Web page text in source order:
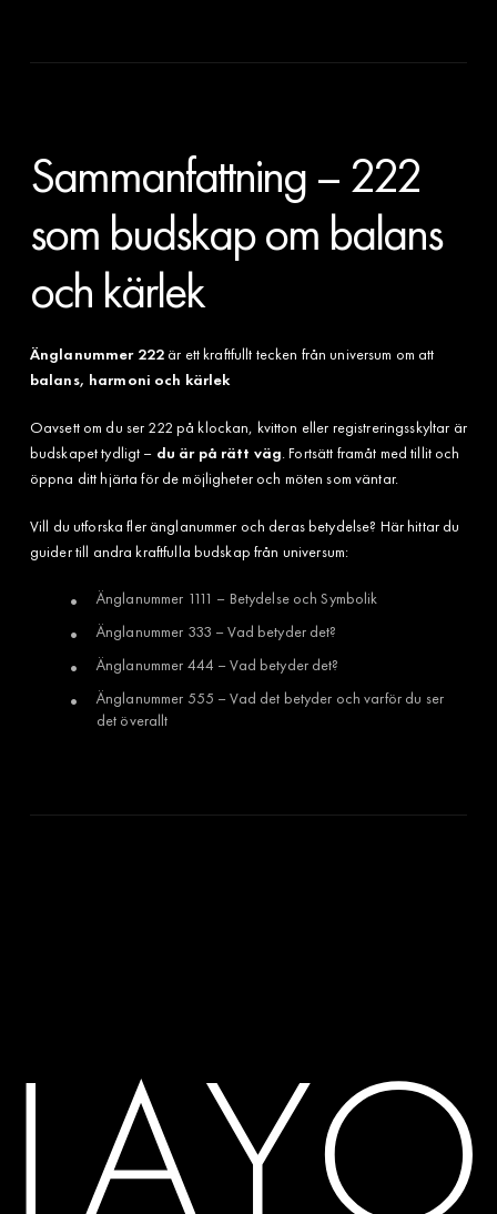
Sammanfattning – 222
som budskap om balans
och kärlek
Änglanummer 222är ett kraftfullt tecken från universum om att
balans, harmoni och kärlek
Oavsett om du ser 222 på klockan, kvitton eller registreringsskyltar är
budskapet tydligt – du är på rätt väg. Fortsätt framåt med tillit och
öppna ditt hjärta för de möjligheter och möten som väntar.
Vill du utforska fler änglanummer och deras betydelse? Här hittar du
guider till andra kraftfulla budskap från universum:
Änglanummer 1111 – Betydelse och Symbolik
Änglanummer 333 – Vad betyder det?
Änglanummer 444 – Vad betyder det?
Änglanummer 555 – Vad det betyder och varför du ser
det överallt